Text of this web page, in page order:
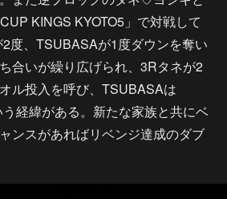
KINGS KYOTO5」で対戦して
度、TSUBASAが1度ダウンを奪い
合いが繰り広げられ、3Rタネが2
ル投入を呼び、TSUBASAは
経緯がある。新たな家族と共にベ
ンスがあればリベンジ達成のダブ